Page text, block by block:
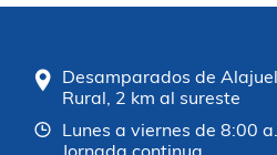
Desamparados de
Rural, 2 km al sureste
Lunes a viernes de 8:00